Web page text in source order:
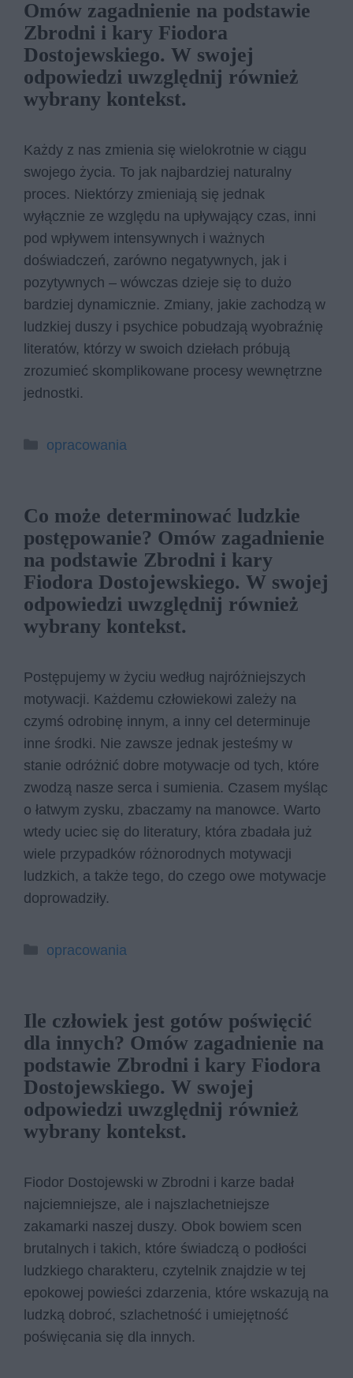
Omów zagadnienie na podstawie
Zbrodni i kary Fiodora
Dostojewskiego. W swojej
odpowiedzi uwzględnij również
wybrany kontekst.
Każdy z nas zmienia się wielokrotnie w ciągu
swojego życia. To jak najbardziej naturalny
proces. Niektórzy zmieniają się jednak
wyłącznie ze względu na upływający czas, inni
pod wpływem intensywnych i ważnych
doświadczeń, zarówno negatywnych, jak i
pozytywnych – wówczas dzieje się to dużo
bardziej dynamicznie. Zmiany, jakie zachodzą w
ludzkiej duszy i psychice pobudzają wyobraźnię
literatów, którzy w swoich dziełach próbują
zrozumieć skomplikowane procesy wewnętrzne
jednostki.
Kategorie
opracowania
Co może determinować ludzkie
postępowanie? Omów zagadnienie
na podstawie Zbrodni i kary
Fiodora Dostojewskiego. W swojej
odpowiedzi uwzględnij również
wybrany kontekst.
Postępujemy w życiu według najróżniejszych
motywacji. Każdemu człowiekowi zależy na
czymś odrobinę innym, a inny cel determinuje
inne środki. Nie zawsze jednak jesteśmy w
stanie odróżnić dobre motywacje od tych, które
zwodzą nasze serca i sumienia. Czasem myśląc
o łatwym zysku, zbaczamy na manowce. Warto
wtedy uciec się do literatury, która zbadała już
wiele przypadków różnorodnych motywacji
ludzkich, a także tego, do czego owe motywacje
doprowadziły.
Kategorie
opracowania
Ile człowiek jest gotów poświęcić
dla innych? Omów zagadnienie na
podstawie Zbrodni i kary Fiodora
Dostojewskiego. W swojej
odpowiedzi uwzględnij również
wybrany kontekst.
Fiodor Dostojewski w Zbrodni i karze badał
najciemniejsze, ale i najszlachetniejsze
zakamarki naszej duszy. Obok bowiem scen
brutalnych i takich, które świadczą o podłości
ludzkiego charakteru, czytelnik znajdzie w tej
epokowej powieści zdarzenia, które wskazują na
ludzką dobroć, szlachetność i umiejętność
poświęcania się dla innych.